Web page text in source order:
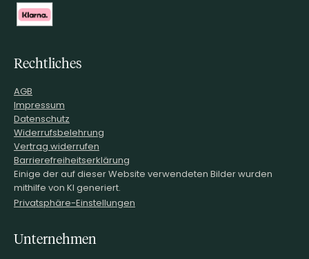
Rechtliches
AGB
Impressum
Datenschutz
Widerrufsbelehrung
Vertrag widerrufen
Barrierefreiheitserklärung
Einige der auf dieser Website verwendeten Bilder wurden
mithilfe von KI generiert.
Privatsphäre-Einstellungen
Unternehmen